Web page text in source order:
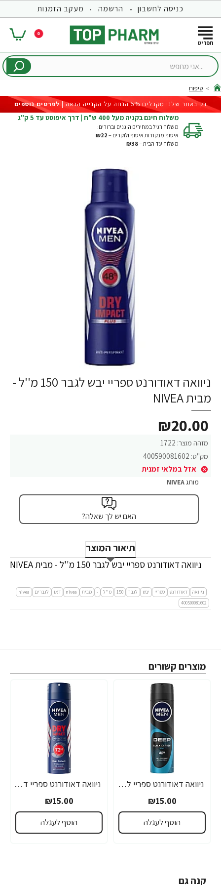
כניסה לחשבון הרשמה מעקב הזמנות
0
...אני
home
טיפוח
רק באתר שלנו מקבלים 5% הנחה על הקנייה הבאה |
לפרטים נוספים
משלוח חינם בקניה מעל 400 ש"ח | דרך איפוסט עד 5 ק"ג
משלוח רגיל במחירים הוגנים וברורים:
איסוף מנקודות איסוף ולוקרים – ₪22
משלוח עד הבית –₪38
ניוואה דאודורנט ספריי יבש לגבר 150 מ''ל -
מבית NIVEA
מזהה מוצר: 1722
מק"ט: 400590081602
אזל במלאי זמנית
₪20.00
מותגNIVEA
האם יש לך שאלה?
תיאור המוצר
ניוואה דאודורנט ספריי יבש לגבר 150 מ''ל - מבית NIVEA
ניוואה דאודורנט ספריי יבש לגבר 150 מ''ל - מבית nivea דאו לגברים
nivea
400590081602
מוצרים קשורים
ניוואה דאודורנט ספריי לגבר דיפ ביט 150 מ''ל - מבית NIVEA
₪15.00
הוסף לעגלה
ניוואה דאודורנט ספריי דריי אימפקט לגבר 150 מ''ל - מבית NIVEA
₪15.00
הוסף לעגלה
קנה גם